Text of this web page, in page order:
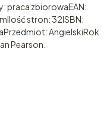
praca zbiorowaEAN:
stron: 32ISBN:
AngielskiRok
Pearson.